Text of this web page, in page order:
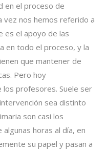
en el proceso de
vez nos hemos referido a
es el apoyo de las
en todo el proceso, y la
que mantener de
Pero hoy
profesores. Suele ser
sea distinto
son casi los
horas al día, en
su papel y pasan a